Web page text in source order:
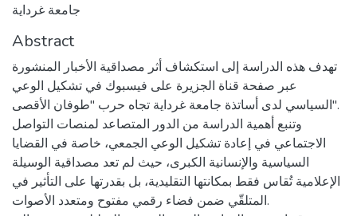
جامعة غرداية
Abstract
تهدف هذه الدراسة إلى استكشاف أثر مصداقية الأخبار المنشورة
عبر صفحة قناة الجزيرة على فيسبوك في تشكيل الوعي
السياسي لدى أساتذة جامعة غرداية تجاه حرب "طوفان الأقصى".
وتنبع أهمية الدراسة من الدور المتصاعد لمنصات التواصل
الاجتماعي في إعادة تشكيل الوعي الجمعي، خاصة في القضايا
السياسية والإنسانية الكبرى، حيث لم تعد مصداقية الوسيلة
الإعلامية تُقاس فقط بمكانتها التقليدية، بل بقدرتها على التأثير في
المتلقّي ضمن فضاء رقمي مفتوح ومتعدد الأصوات.